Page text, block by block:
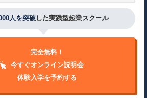
人を突破 した実践型起業スクール
完全無料！
今すぐオンライン説明会
体験入学を予約する